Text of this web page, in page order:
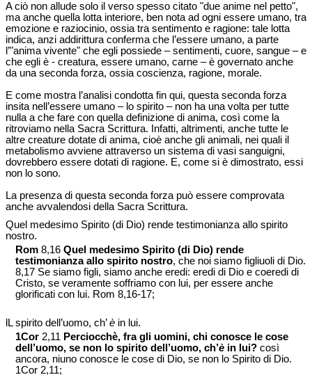
A ciò non allude solo il verso spesso citato "due anime nel petto",
ma anche quella lotta interiore, ben nota ad ogni essere umano, tra
emozione e raziocinio, ossia tra sentimento e ragione: tale lotta
indica, anzi addirittura conferma che l’essere umano, a parte
l’"anima vivente" che egli possiede – sentimenti, cuore, sangue – e
che egli è - creatura, essere umano, carne – è governato anche
da una seconda forza, ossia coscienza, ragione, morale.
E come mostra l’analisi condotta fin qui, questa seconda forza
insita nell’essere umano – lo spirito – non ha una volta per tutte
nulla a che fare con quella definizione di anima, così come la
ritroviamo nella Sacra Scrittura. Infatti, altrimenti, anche tutte le
altre creature dotate di anima, cioè anche gli animali, nei quali il
metabolismo avviene attraverso un sistema di vasi sanguigni,
dovrebbero essere dotati di ragione. E, come si è dimostrato, essi
non lo sono.
La presenza di questa seconda forza può essere comprovata
anche avvalendosi della Sacra Scrittura.
Quel medesimo Spirito (di Dio) rende testimonianza allo spirito
nostro.
Rom 8,16 Quel medesimo Spirito (di Dio) rende
testimonianza allo spirito nostro, che noi siamo figliuoli di Dio.
8,17 Se siamo figli, siamo anche eredi: eredi di Dio e coeredi di
Cristo, se veramente soffriamo con lui, per essere anche
glorificati con lui. Rom 8,16-17;
lL spirito dell’uomo, ch’è in lui.
1Cor 2,11 Perciocchè, fra gli uomini, chi conosce le cose
dell’uomo, se non lo spirito dell’uomo, ch’è in lui? così
ancora, niuno conosce le cose di Dio, se non lo Spirito di Dio.
1Cor 2,11;